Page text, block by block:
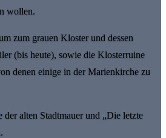
wollen.
zum grauen Kloster und dessen
(bis heute), sowie die Klosterruine
denen einige in der Marienkirche zu
der alten Stadtmauer und „Die letzte